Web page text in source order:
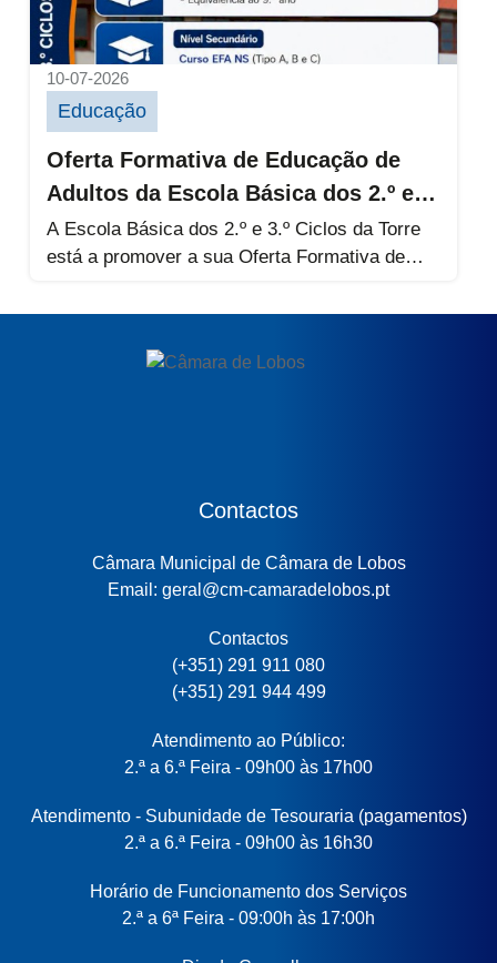
10-07-2026
Educação
Oferta Formativa de Educação de
Adultos da Escola Básica dos 2.º e
3.º Ciclos da Torre
A Escola Básica dos 2.º e 3.º Ciclos da Torre
está a promover a sua Oferta Formativa de
Contactos
Câmara Municipal de Câmara de Lobos
Email: geral@cm-camaradelobos.pt
Contactos
(+351) 291 911 080
(+351) 291 944 499
Atendimento ao Público:
2.ª a 6.ª Feira - 09h00 às 17h00
Atendimento - Subunidade de Tesouraria (pagamentos)
2.ª a 6.ª Feira - 09h00 às 16h30
Horário de Funcionamento dos Serviços
2.ª a 6ª Feira - 09:00h às 17:00h